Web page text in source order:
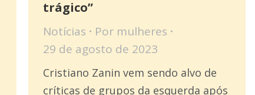
trágico”
Notícias Por mulheres
29 de agosto de 2023
Cristiano Zanin vem sendo alvo de
críticas de grupos da esquerda após